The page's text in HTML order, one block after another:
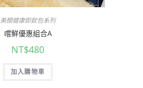
美顏健康即飲包系列
嚐鮮優惠組合A
NT$480
加入購物車